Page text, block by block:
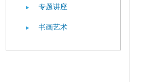
专题讲座
书画艺术